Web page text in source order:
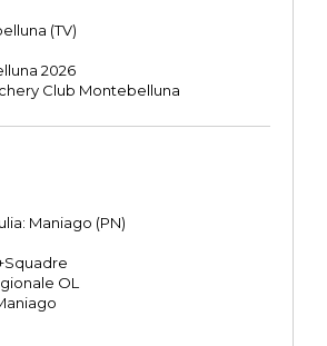
(TV)
2026
Club Montebelluna
Maniago (PN)
OL